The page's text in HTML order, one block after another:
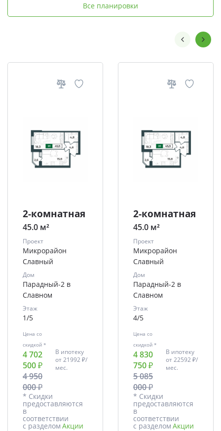
Все планировки
2-комнатная
45.0 м²
Проект
Микрорайон
Славный
Дом
Парадный-2 в
Славном
Этаж
1/5
Цена со
скидкой *
4 702
500 ₽
4 950
000 ₽
В ипотеку
от21992 ₽/
мес.
* Скидки
предоставляются
в
соответствии
с разделом Акции
2-комнатная
45.0 м²
Проект
Микрорайон
Славный
Дом
Парадный-2 в
Славном
Этаж
4/5
Цена со
скидкой *
4 830
750 ₽
5 085
000 ₽
В ипотеку
от22592 ₽/
мес.
* Скидки
предоставляются
в
соответствии
с разделом Акции